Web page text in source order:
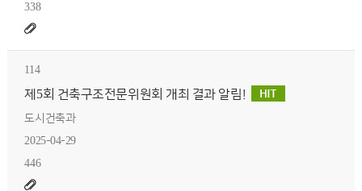
338
114
제5회 건축구조전문위원회 개최 결과 알림!
도시건축과
2025-04-29
446